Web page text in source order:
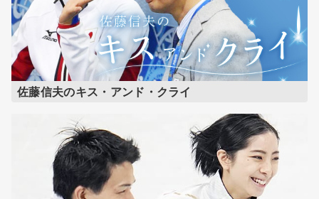
佐藤信夫のキス・アンド・クライ